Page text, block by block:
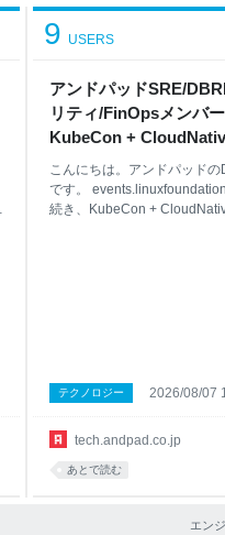
アンドパッドSRE/
リティ/FinOpsメンバ
KubeCon +
Japan 2026のおすすめ
ン - ANDPAD Tech
9 USERS
tech.andpad.co.jp
こんにちは。アンドパッド
です。
続き、KubeCon +
なるメンバーが選んだセッシ
で、幅広いテーマをカバーで
料や動画で、セッションの内
る方の参考になれば幸いです
テクノロジー 2026/08/07
あとで読む
エン